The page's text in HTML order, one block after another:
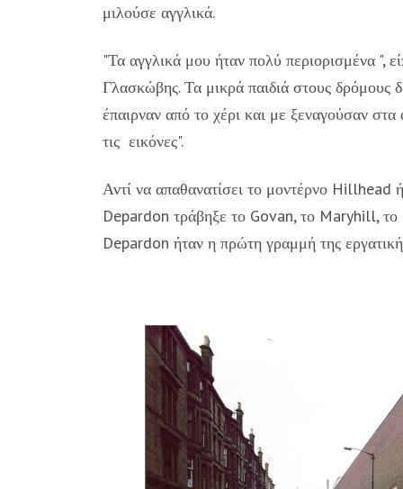
μιλούσε αγγλικά.
"Τα αγγλικά μου ήταν πολύ περιορισμένα ",
Γλασκώβης. Τα μικρά παιδιά στους δρόμους
έπαιρναν από το χέρι και με ξεναγούσαν
τις εικόνες".
Αντί να απαθανατίσει το μοντέρνο Hillhead
Depardon τράβηξε το Govan, το Maryhill,
Depardon ήταν η πρώτη γραμμή της